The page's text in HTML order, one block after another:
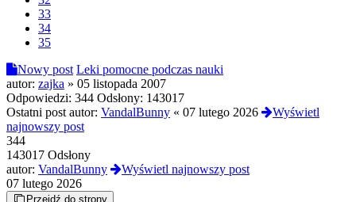
33
34
35
Nowy post Leki pomocne podczas nauki
autor: zajka » 05 listopada 2007
Odpowiedzi: 344 Odsłony: 143017
Ostatni post autor: VandalBunny « 07 lutego 2026
Wyświetl
najnowszy post
344
143017 Odsłony
autor: VandalBunny
Wyświetl najnowszy post
07 lutego 2026
Przejdź do strony